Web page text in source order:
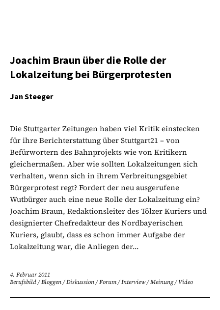
Joachim Braun über die Rolle der
Lokalzeitung bei Bürgerprotesten
Jan Steeger
Die Stuttgarter Zeitungen haben viel Kritik einstecken
für ihre Berichterstattung über Stuttgart21 – von
Befürwortern des Bahnprojekts wie von Kritikern
gleichermaßen. Aber wie sollten Lokalzeitungen sich
verhalten, wenn sich in ihrem Verbreitungsgebiet
Bürgerprotest regt? Fordert der neu ausgerufene
Wutbürger auch eine neue Rolle der Lokalzeitung ein?
Joachim Braun, Redaktionsleiter des Tölzer Kuriers und
designierter Chefredakteur des Nordbayerischen
Kuriers, glaubt, dass es schon immer Aufgabe der
Lokalzeitung war, die Anliegen der...
4. Februar 2011
Berufsbild/Bloggen/Diskussion/Forum/Interview/Meinung/Video